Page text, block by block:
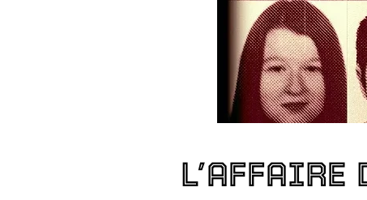
L’AFFAIRE